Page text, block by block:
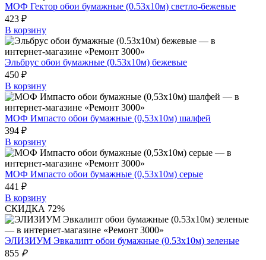
МОФ Гектор обои бумажные (0.53х10м) светло-бежевые
423 ₽
В корзину
Эльбрус обои бумажные (0.53х10м) бежевые
450 ₽
В корзину
МОФ Импасто обои бумажные (0,53х10м) шалфей
394 ₽
В корзину
МОФ Импасто обои бумажные (0,53х10м) серые
441 ₽
В корзину
СКИДКА 72%
ЭЛИЗИУМ Эвкалипт обои бумажные (0.53х10м) зеленые
855 ₽